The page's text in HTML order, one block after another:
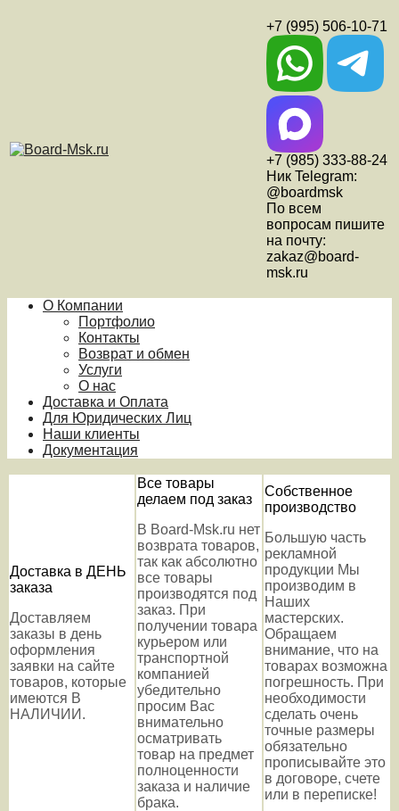
+7 (995) 506-10-71
+7 (985) 333-88-24
Ник Telegram:
@boardmsk
По всем
вопросам пишите
на почту:
zakaz@board-
msk.ru
О Компании
Портфолио
Контакты
Возврат и обмен
Услуги
О нас
Доставка и Оплата
Для Юридических Лиц
Наши клиенты
Документация
Доставка в ДЕНЬ
заказа
Доставляем
заказы в день
оформления
заявки на сайте
товаров, которые
имеются В
НАЛИЧИИ.
Все товары
делаем под заказ
В Board-Msk.ru нет
возврата товаров,
так как абсолютно
все товары
производятся под
заказ. При
получении товара
курьером или
транспортной
компанией
убедительно
просим Вас
внимательно
осматривать
товар на предмет
полноценности
заказа и наличие
брака.
Собственное
производство
Большую часть
рекламной
продукции Мы
производим в
Наших
мастерских.
Обращаем
внимание, что на
товарах возможна
погрешность. При
необходимости
сделать очень
точные размеры
обязательно
прописывайте это
в договоре, счете
или в переписке!